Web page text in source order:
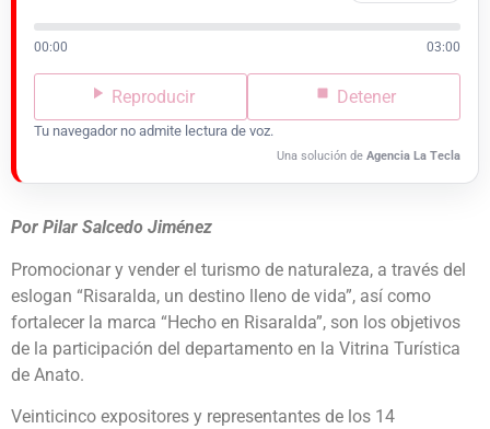
00:00 03:00
Reproducir Detener
Tu navegador no admite lectura de voz.
Una solución de Agencia La Tecla
Por Pilar Salcedo Jiménez
Promocionar y vender el turismo de naturaleza, a través del
eslogan “Risaralda, un destino lleno de vida”, así como
fortalecer la marca “Hecho en Risaralda”, son los objetivos
de la participación del departamento en la Vitrina Turística
de Anato.
Veinticinco expositores y representantes de los 14